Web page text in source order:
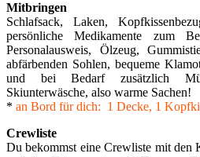
Mitbringen
Schlafsack, Laken,
persönliche Medikamente zum
Personalausweis, Ölzeug,
abfärbenden Sohlen, bequeme
und bei Bedarf zusätzlich
Skiunterwäsche, also warme Sachen!
* an Bord für dich: 1 Decke, 1
Crewliste
Du bekommst eine Crewliste mit den